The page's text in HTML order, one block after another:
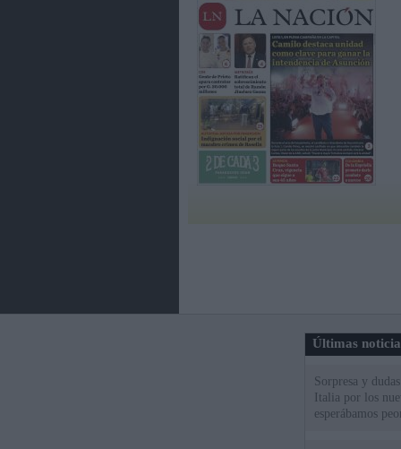
Últimas
Sorpresa y
Italia por los
esperábamos